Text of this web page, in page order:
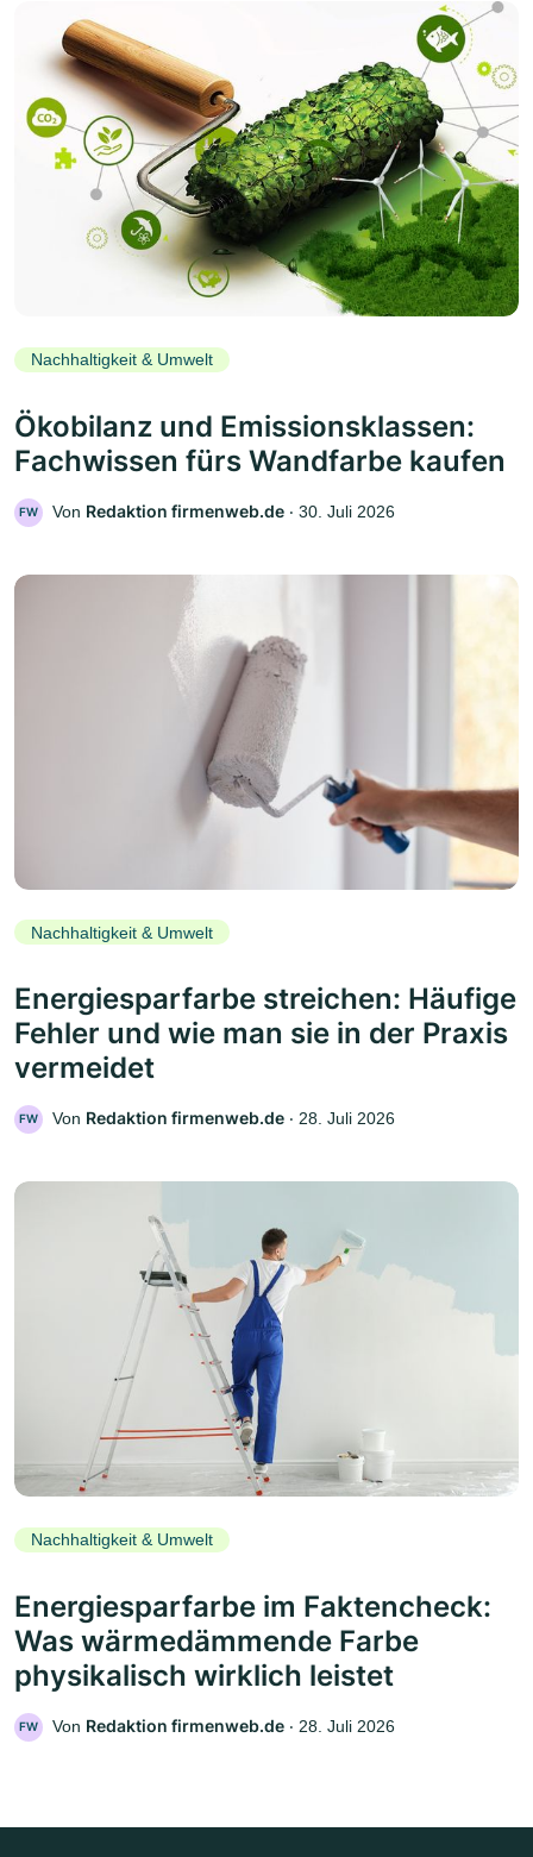
Nachhaltigkeit & Umwelt
Ökobilanz und Emissionsklassen:
Fachwissen fürs Wandfarbe kaufen
FW Von Redaktion firmenweb.de ‧ 30. Juli 2026
Nachhaltigkeit & Umwelt
Energiesparfarbe streichen: Häufige
Fehler und wie man sie in der Praxis
vermeidet
FW Von Redaktion firmenweb.de ‧ 28. Juli 2026
Nachhaltigkeit & Umwelt
Energiesparfarbe im Faktencheck:
Was wärmedämmende Farbe
physikalisch wirklich leistet
FW Von Redaktion firmenweb.de ‧ 28. Juli 2026